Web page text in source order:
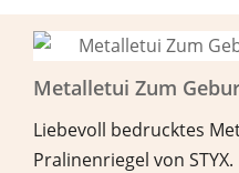
Metalletui Zum
Liebevoll bedrucktes
Pralinenriegel von STYX.